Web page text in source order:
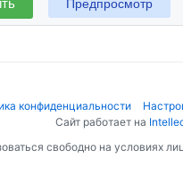
конфиденциальности
Сайт работает на
свободно на условиях